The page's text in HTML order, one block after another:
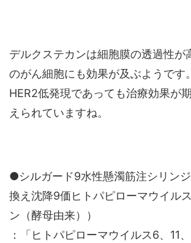
デルクステカンは細胞膜の透過性が
のがん細胞にも効果が及ぶようです
HER2低発現であっても治療効果が
えられていますね。
●シルガード9水性懸濁筋注シリン
換え沈降9価ヒトパピローマウイル
ン（酵母由来））
：「ヒトパピローマウイルス6、11、